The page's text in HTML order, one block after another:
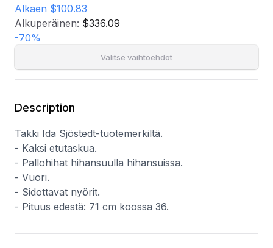
Alkaen $100.83
Alkuperäinen: $336.09
-70%
Valitse vaihtoehdot
Description
Takki Ida Sjöstedt-tuotemerkiltä.
- Kaksi etutaskua.
- Pallohihat hihansuulla hihansuissa.
- Vuori.
- Sidottavat nyörit.
- Pituus edestä: 71 cm koossa 36.